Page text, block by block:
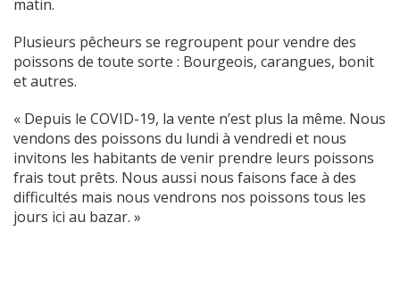
matin.
Plusieurs pêcheurs se regroupent pour vendre des
poissons de toute sorte : Bourgeois, carangues, bonit
et autres.
« Depuis le COVID-19, la vente n’est plus la même. Nous
vendons des poissons du lundi à vendredi et nous
invitons les habitants de venir prendre leurs poissons
frais tout prêts. Nous aussi nous faisons face à des
difficultés mais nous vendrons nos poissons tous les
jours ici au bazar. »